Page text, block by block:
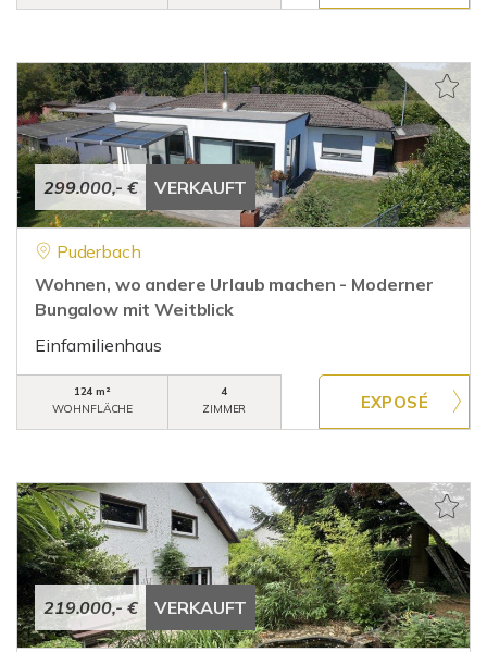
299.000,- € VERKAUFT
Puderbach
Wohnen, wo andere Urlaub machen - Moderner
Bungalow mit Weitblick
Einfamilienhaus
124 m²
WOHNFLÄCHE
4
ZIMMER
219.000,- € VERKAUFT